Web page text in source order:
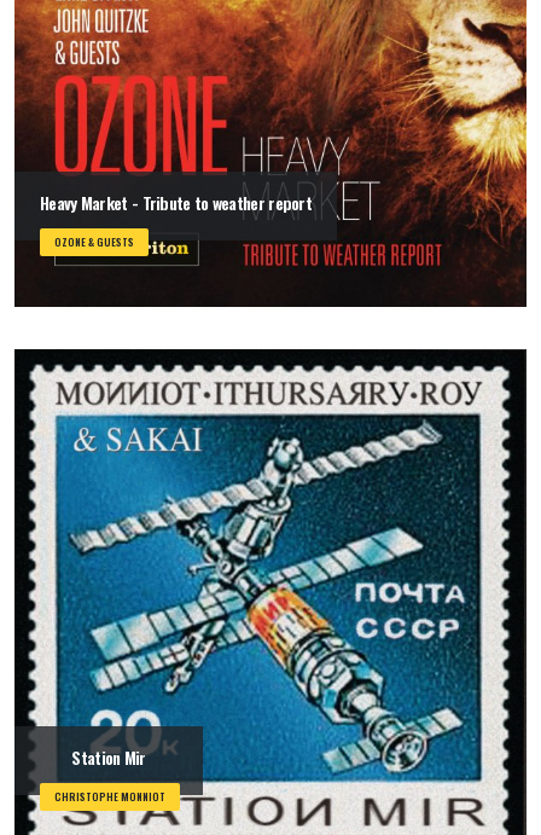
Heavy Market - Tribute to weather report
OZONE & GUESTS
Station Mir
CHRISTOPHE MONNIOT